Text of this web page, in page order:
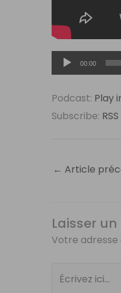
Lecteur
audio
00:00
Podcast: Play
Subscribe: RSS
← Article
Laisser
Votre adresse
Écrivez